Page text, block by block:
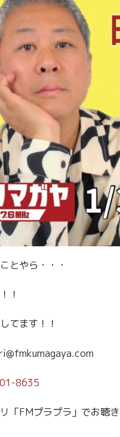
とやら・・・
！
てます！！
8635
「FMプラプラ」でお聴